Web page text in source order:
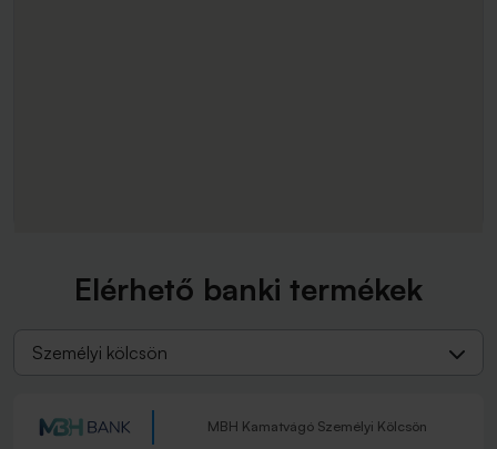
Elérhető banki termékek
Személyi kölcsön
MBH Kamatvágó Személyi Kölcsön